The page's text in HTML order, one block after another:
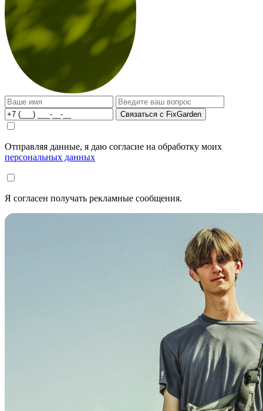
Связаться с FixGarden
Отправляя данные, я даю согласие на обработку моих
персональных данных
Я согласен получать рекламные сообщения.